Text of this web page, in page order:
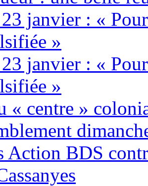
janvier : «
»
janvier : «
»
« centre »
Action BDS